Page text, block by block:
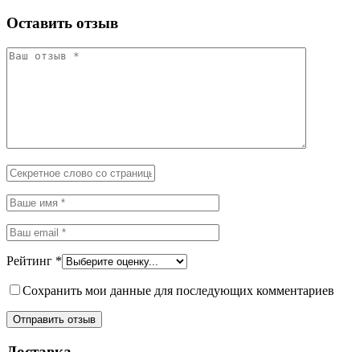
Оставить отзыв
Рейтинг *
Сохранить мои данные для последующих комментариев